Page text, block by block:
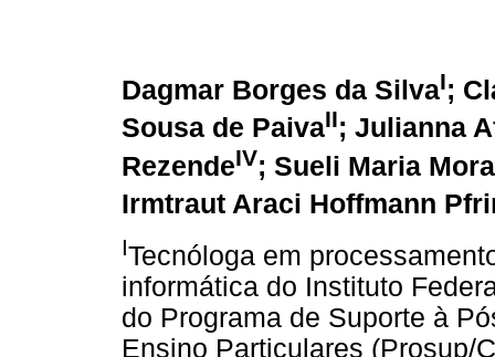
Dagmar Borges da SilvaI;
Sousa de PaivaII; Julianna
RezendeIV; Sueli Maria
Irmtraut Araci Hoffmann
ITecnóloga em
informática do Instituto
do Programa de Suporte à
Ensino Particulares (Prosup/